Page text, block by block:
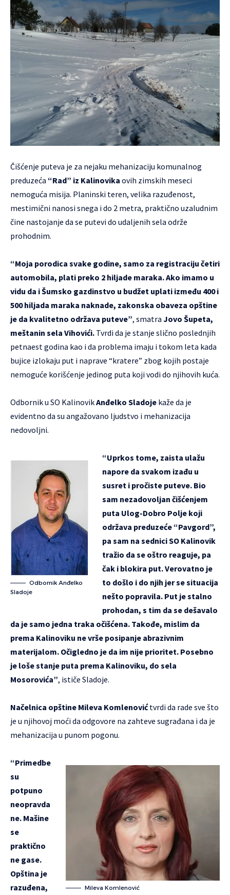
Čišćenje puteva je za nejaku mehanizaciju komunalnog
preduzeća “Rad” iz Kalinovika ovih zimskih meseci
nemoguća misija. Planinski teren, velika razuđenost,
mestimični nanosi snega i do 2 metra, praktično uzaludnim
čine nastojanje da se putevi do udaljenih sela održe
prohodnim.
“Moja porodica svake godine, samo za registraciju četiri
automobila, plati preko 2 hiljade maraka. Ako imamo u
vidu da i Šumsko gazdinstvo u budžet uplati između 400 i
500 hiljada maraka naknade, zakonska obaveza opštine
je da kvalitetno održava puteve”, smatra Jovo Šupeta,
meštanin sela Vihovići. Tvrdi da je stanje slično poslednjih
petnaest godina kao i da problema imaju i tokom leta kada
bujice izlokaju put i naprave “kratere” zbog kojih postaje
nemoguće korišćenje jedinog puta koji vodi do njihovih kuća.
Odbornik u SO KalinovikAnđelko Sladoje kaže da je
evidentno da su angažovano ljudstvo i mehanizacija
nedovoljni.
Odbornik Anđelko
Sladoje
“Uprkos tome, zaista ulažu
napore da svakom izađu u
susret i pročiste puteve. Bio
sam nezadovoljan čišćenjem
puta Ulog-Dobro Polje koji
održava preduzeće “Pavgord”,
pa sam na sednici SO Kalinovik
tražio da se oštro reaguje, pa
čak i blokira put. Verovatno je
to došlo i do njih jer se situacija
nešto popravila. Put je stalno
prohodan, s tim da se dešavalo
da je samo jedna traka očišćena. Takođe, mislim da
prema Kalinoviku ne vrše posipanje abrazivnim
materijalom. Očigledno je da im nije prioritet. Posebno
je loše stanje puta prema Kalinoviku, do sela
Mosorovića”, ističe Sladoje.
Načelnica opštine Mileva Komlenovićtvrdi da rade sve što
je u njihovoj moći da odgovore na zahteve sugrađana i da je
mehanizacija u punom pogonu.
Mileva Komlenović
“Primedbe
su
potpuno
neopravda
ne. Mašine
se
praktično
ne gase.
Opština je
razuđena,